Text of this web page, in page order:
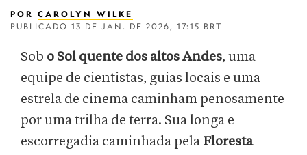
POR CAROLYN WILKE
PUBLICADO 13 DE JAN. DE 2026, 17:15 BRT
Sob o Sol quente dos altos Andes, uma
equipe de cientistas, guias locais e uma
estrela de cinema caminham penosamente
por uma trilha de terra. Sua longa e
escorregadia caminhada pela Floresta